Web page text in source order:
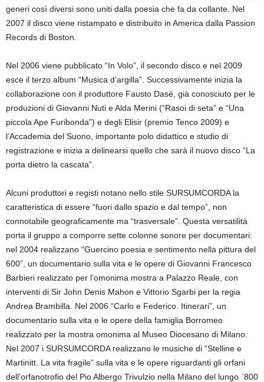
generi così diversi sono uniti dalla poesia che fa da collante. Nel
2007 il disco viene ristampato e distribuito in America dalla Passion
Records di Boston.
Nel 2006 viene pubblicato “In Volo”, il secondo disco e nel 2009
esce il terzo album “Musica d’argilla”. Successivamente inizia la
collaborazione con il produttore Fausto Dasé, già conosciuto per le
produzioni di Giovanni Nuti e Alda Merini (“Rasoi di seta” e “Una
piccola Ape Furibonda”) e degli Elisir (premio Tenco 2009) e
l’Accademia del Suono, importante polo didattico e studio di
registrazione e inizia a delinearsi quello che sarà il nuovo disco “La
porta dietro la cascata”.
Alcuni produttori e registi notano nello stile SURSUMCORDA la
caratteristica di essere “fuori dallo spazio e dal tempo”, non
connotabile geograficamente ma “trasversale”. Questa versatilità
porta il gruppo a comporre sette colonne sonore per documentari:
nel 2004 realizzano “Guercino poesia e sentimento nella pittura del
600”, un documentario sulla vita e le opere di Giovanni Francesco
Barbieri realizzato per l’omonima mostra a Palazzo Reale, con
interventi di Sir John Denis Mahon e Vittorio Sgarbi per la regia
Andrea Brambilla. Nel 2006 “Carlo e Federico. Itinerari”, un
documentario sulla vita e le opere della famiglia Borromeo
realizzato per la mostra omonima al Museo Diocesano di Milano.
Nel 2007 i SURSUMCORDA realizzano le musiche di “Stelline e
Martinitt. La vita fragile” sulla vita e le opere riguardanti gli orfani
dell’orfanotrofio del Pio Albergo Trivulzio nella Milano del lungo ʹ800